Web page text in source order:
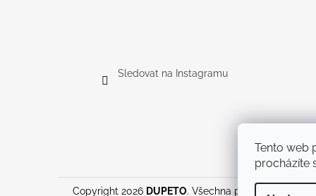
Tento web
procházíte
Sledovat na Instagramu
Copyright 2026 DUPETO. Všechna práva vyhrazena.